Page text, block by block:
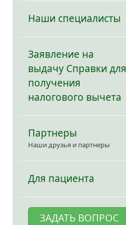
Наши специалисты
Заявление на
выдачу Справки для
получения
налогового вычета
Партнеры
Наши друзья и партнеры
Для пациента
ЗАДАТЬ ВОПРОС